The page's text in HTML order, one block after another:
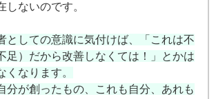
しないのです。
としての意識に気付けば、「これは不
足）だから改善しなくては！」とかは
くなります。
分が創ったもの、これも自分、あれも